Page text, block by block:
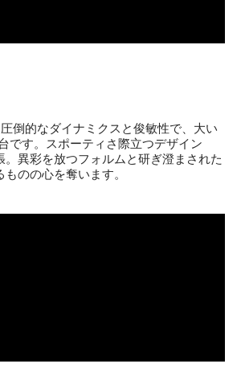
倒的なダイナミクスと俊敏性で、大い
です。スポーティさ際立つデザイン
。異彩を放つフォルムと研ぎ澄まされた
のの心を奪います。